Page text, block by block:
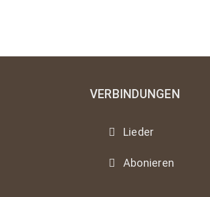
VERBINDUNGEN
Lieder
Abonieren